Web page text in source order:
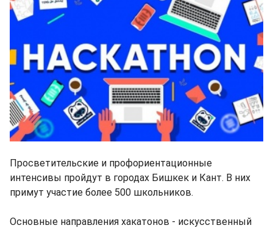
Просветительские и профориентационные
интенсивы пройдут в городах Бишкек и Кант. В них
примут участие более 500 школьников.
Основные направления хакатонов - искусственный